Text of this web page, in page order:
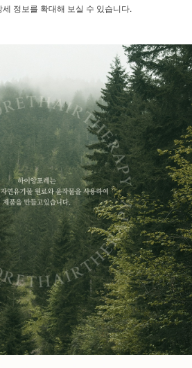
세 정보를 확대해 보실 수 있습니다.